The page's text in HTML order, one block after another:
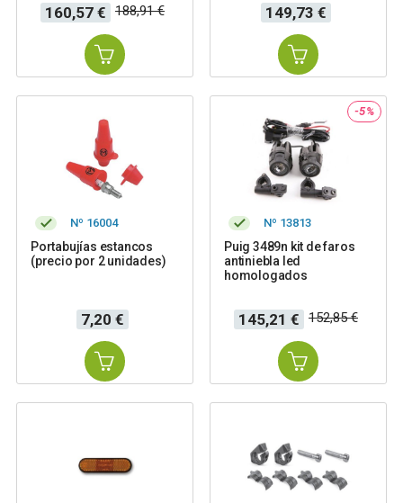
Precio
160,57 €
Precio
base
188,91 € Precio
149,73 €
Nº 16004
Portabujías estancos
(precio por 2 unidades)
Precio
7,20 €
-5%
Nº 13813
Puig 3489n kit de faros
antiniebla led
homologados
Precio
145,21 €
Precio
base
152,85 €